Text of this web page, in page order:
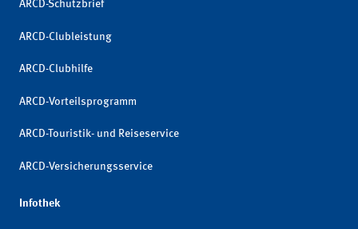
ARCD-Schutzbrief
ARCD-Clubleistung
ARCD-Clubhilfe
ARCD-Vorteilsprogramm
ARCD-Touristik- und Reiseservice
ARCD-Versicherungsservice
Infothek